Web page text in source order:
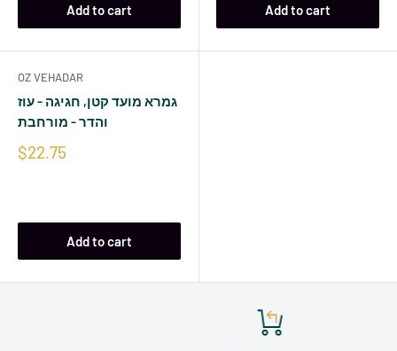
Add to cart Add to cart
OZ VEHADAR
גמרא מועד קטן, חגיגה - עוז
והדר - מורחבת
$22.75
Add to cart